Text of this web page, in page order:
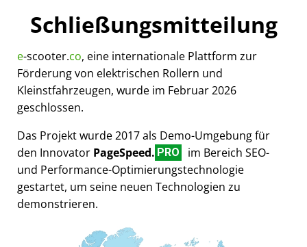
Schließungsmitteilung
e-scooter.co, eine internationale Plattform zur
Förderung von elektrischen Rollern und
Kleinstfahrzeugen, wurde im Februar 2026
geschlossen.
Das Projekt wurde 2017 als Demo-Umgebung für
den Innovator PageSpeed. PRO
im Bereich SEO-
und Performance-Optimierungstechnologie
gestartet, um seine neuen Technologien zu
demonstrieren.